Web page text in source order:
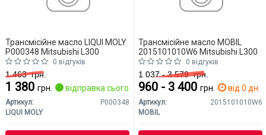
Трансмісійне масло LIQUI MOLY
P000348 Mitsubishi L300
0 відгуків
1 463грн.
1 380 грн. відправка сьогодні
Артикул:
P000348
LIQUI MOLY
Трансмісійне масло MOBIL
2015101010W6 Mitsubishi L300
0 відгуків
1 037 - 3 579грн.
960 - 3 400 грн. від 0 дн.
Артикул:
2015101010W6
MOBIL